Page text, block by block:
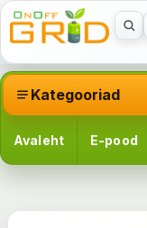
Kategooriad
Avaleht E-pood